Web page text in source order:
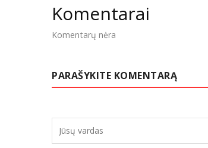
Komentarai
Komentarų nėra
PARAŠYKITE KOMENTARĄ